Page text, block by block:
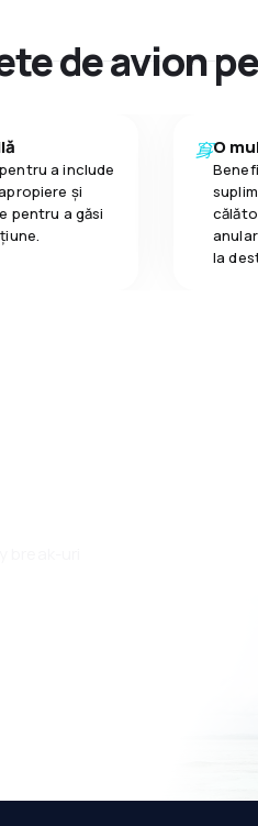
de avion
a include
și
pentru a găsi
O
la